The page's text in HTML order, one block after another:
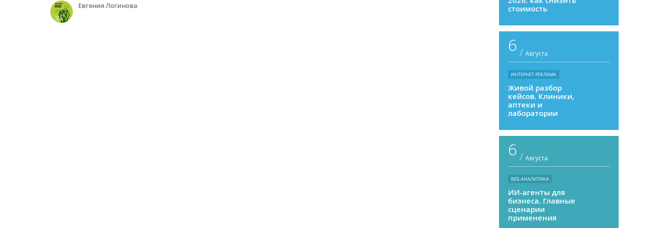
Евгения Логинова
стоимость
увеличить
продажи
6 / Августа
ИНТЕРНЕТ-РЕКЛАМА
Живой разбор
кейсов. Клиники,
аптеки и
лаборатории
6 / Августа
ВЕБ-АНАЛИТИКА
ИИ-агенты для
бизнеса. Главные
сценарии
применения